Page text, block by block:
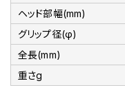
ヘッド部幅(mm)
グリップ径(φ)
全長(mm)
重さg